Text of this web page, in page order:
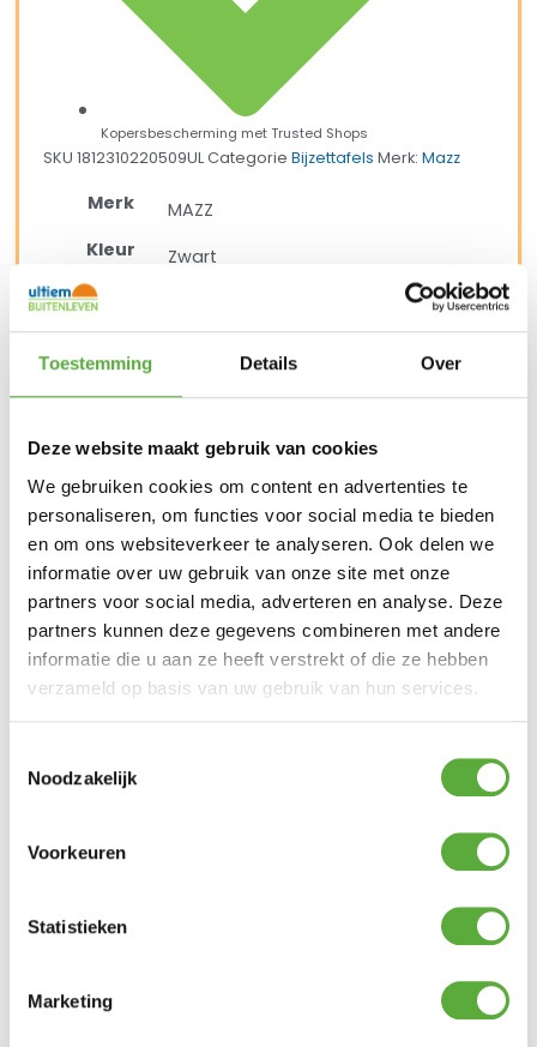
Toestemming Details Over
Deze website maakt gebruik van cookies
We gebruiken cookies om content en advertenties te
personaliseren, om functies voor social media te bieden
en om ons websiteverkeer te analyseren. Ook delen we
informatie over uw gebruik van onze site met onze
partners voor social media, adverteren en analyse. Deze
partners kunnen deze gegevens combineren met andere
informatie die u aan ze heeft verstrekt of die ze hebben
verzameld op basis van uw gebruik van hun services.
Noodzakelijk
Voorkeuren
Statistieken
Marketing
Kopersbescherming met Trusted Shops
SKU1812310220509ULCategorie Bijzettafels Merk:Mazz
Merk
MAZZ
Kleur
Zwart
Materiaal
Breedte
50 cm
Hoogte
45 cm
SKU
1812310220509UL
BIJPASSENDE ACCESSOIRES EN ALTERNATIEVE
PRODUCTEN